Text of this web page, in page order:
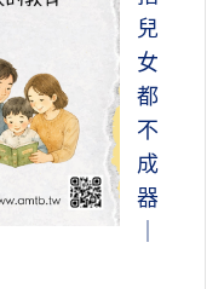
兒
女
都
不
成
器